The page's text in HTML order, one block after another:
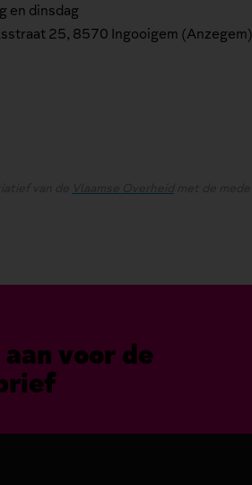
en dinsdag
25, 8570 Ingooigem (Anzegem)
voor de